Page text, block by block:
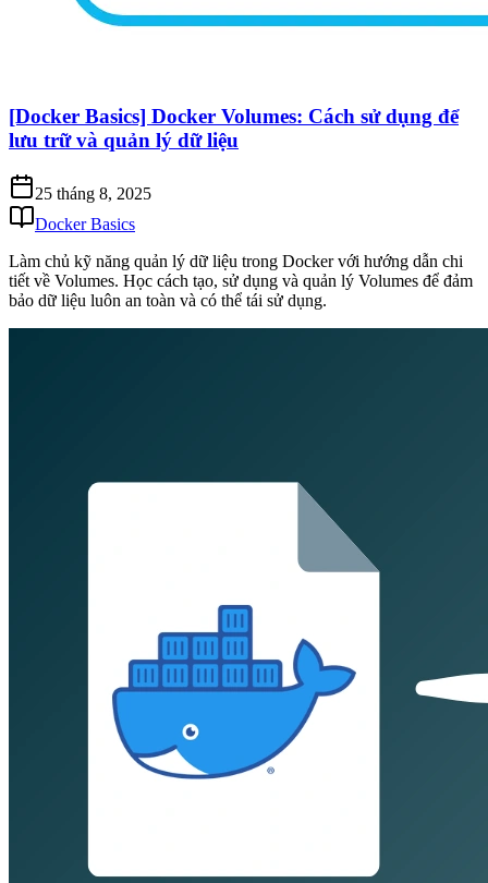
[Docker Basics] Docker Volumes: Cách sử dụng để
lưu trữ và quản lý dữ liệu
25 tháng 8, 2025
Docker Basics
Làm chủ kỹ năng quản lý dữ liệu trong Docker với hướng dẫn chi
tiết về Volumes. Học cách tạo, sử dụng và quản lý Volumes để đảm
bảo dữ liệu luôn an toàn và có thể tái sử dụng.